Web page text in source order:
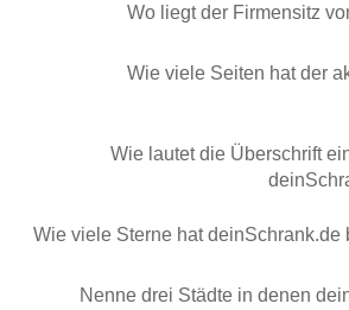
Wo liegt der Firmensitz
Wie viele Seiten hat der
Wie lautet die Überschrift
Wie viele Sterne hat deinSchrank.de
Nenne drei Städte in denen